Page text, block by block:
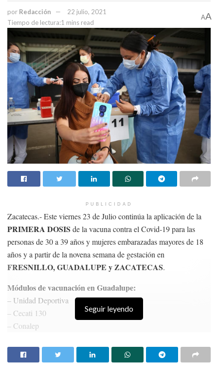
por Redacción
22 julio, 2021
Tiempo de lectura:1 mins read
AA
PUBLICIDAD
Zacatecas.- Este viernes 23 de Julio continúa la aplicación de la
PRIMERA DOSIS de la vacuna contra el Covid-19 para las
personas de 30 a 39 años y mujeres embarazadas mayores de 18
años y a partir de la novena semana de gestación en
FRESNILLO, GUADALUPE y ZACATECAS.
Módulos de vacunación en Guadalupe:
– Unidad Deportiva
– Cecati 130
– Conalep
HISTORIAS RELACIONADAS
Seguir leyendo